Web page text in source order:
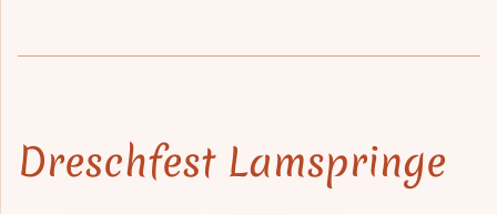
Dreschfest Lamspringe